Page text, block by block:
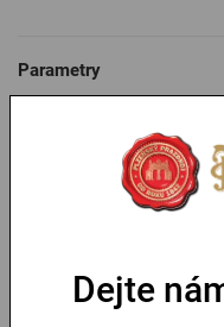
Parametry
Tabulka velikostí
Dejte